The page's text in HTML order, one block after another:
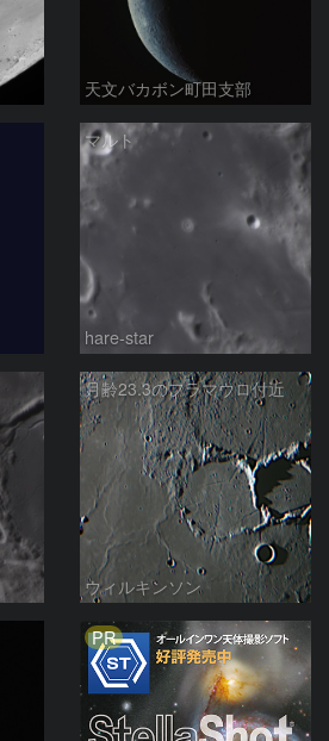
天文バカボン町田支部
マルト
hare-star
月齢23.3のフラマウロ付近
ウィルキンソン
PR